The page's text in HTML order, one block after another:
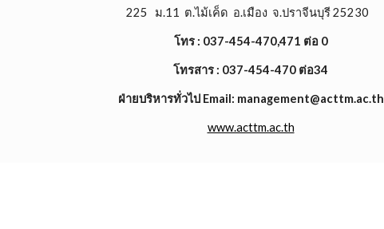
225 ม.11 ต.ไม้เค็ด อ.เมือง จ.ปราจีนบุรี 25230
โทร : 037-454-470,471 ต่อ 0
โทรสาร : 037-454-470 ต่อ34
ฝ่ายบริหารทั่วไป Email: management@acttm.ac.th
www.acttm.ac.th